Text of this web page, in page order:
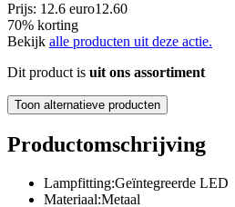
Prijs: 12.6 euro12.60
70% korting
Bekijk alle producten uit deze actie.
Dit product is uit ons assortiment
Toon alternatieve producten
Productomschrijving
Lampfitting:Geïntegreerde LED
Materiaal:Metaal